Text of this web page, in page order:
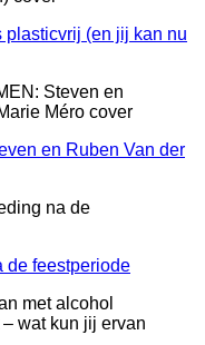
plasticvrij (en jij kan nu
en Ruben Van der
de feestperiode